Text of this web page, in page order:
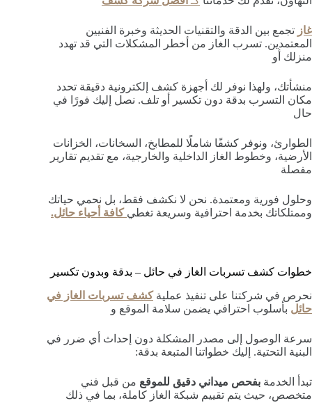
غاز تجمع بين الدقة والتقنيات الحديثة وخبرة الفنيين
المعتمدين. تسرب الغاز من أخطر المشكلات التي قد تهدد
منزلك أو
منشأتك، ولهذا نوفر لك أجهزة كشف إلكترونية دقيقة تحدد
مكان التسرب بدقة دون تكسير أو تلف. نصل إليك فورًا في
حال
الطوارئ، ونوفر كشفًا شاملًا للمطابخ، السخانات، الخزانات
الأرضية، وخطوط الغاز الداخلية والخارجية، مع تقديم تقارير
مفصلة
وحلول فورية ومعتمدة. نحن لا نكشف فقط، بل نحمي حياتك
وممتلكاتك بخدمة احترافية وسريعة تغطي كافة أحياء حائل.
خطوات كشف تسربات الغاز في حائل – بدقة وبدون تكسير
نحرص في شركتنا على تنفيذ عمليةكشف تسربات الغاز في
حائل بأسلوب احترافي يضمن سلامة الموقع و
سرعة الوصول إلى مصدر المشكلة دون إحداث أي ضرر في
البنية التحتية. إليك خطواتنا المتبعة بدقة:
تبدأ الخدمة بفحص ميداني دقيق للموقع من قبل فني
متخصص، حيث يتم تقييم شبكة الغاز كاملة، بما في ذلك